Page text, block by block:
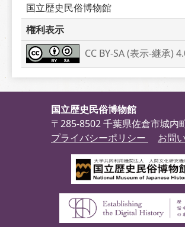
国立歴史民俗博物館
権利表示
CC BY-SA (表示-継承)
国立歴史民俗博物館
〒285-8502 千葉県佐倉市城内
プライバシーポリシー
お問